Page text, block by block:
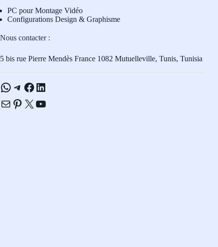
PC pour Montage Vidéo
Configurations Design & Graphisme
Nous contacter :
5 bis rue Pierre Mendès France 1082 Mutuelleville, Tunis, Tunisia
WhatsApp
Telegram
Facebook
LinkedIn
E-mailPinterest
X YouTube